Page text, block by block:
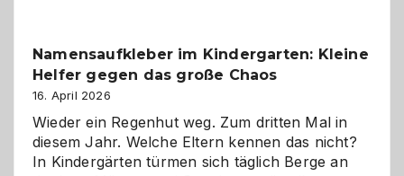
ist
eine
die
richtige
Wahl?
Namensaufkleber im Kindergarten: Kleine
Helfer gegen das große Chaos
16. April 2026
Wieder ein Regenhut weg. Zum dritten Mal in
diesem Jahr. Welche Eltern kennen das nicht?
In Kindergärten türmen sich täglich Berge an